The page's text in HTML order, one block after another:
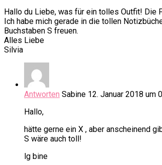
Hallo du Liebe, was für ein tolles Outfit! Die
Ich habe mich gerade in die tollen
Buchstaben S freuen.
Alles Liebe
Silvia
Antworten Sabine 12. Januar 2018 um
Hallo,
hätte gerne ein X , aber anscheinend
S wäre auch toll!
lg bine